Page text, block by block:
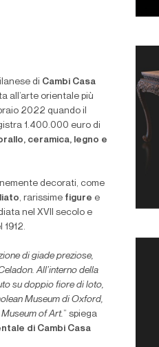
di Cambi Casa
all’arte orientale più
2022 quando il
1.400.000 euro di
ceramica, legno e
decorati, come
, rarissime figure e
nel XVII secolo e
di giade preziose,
All’interno della
su doppio fiore di loto,
Museum di Oxford,
of Art.” spiega
di Cambi Casa